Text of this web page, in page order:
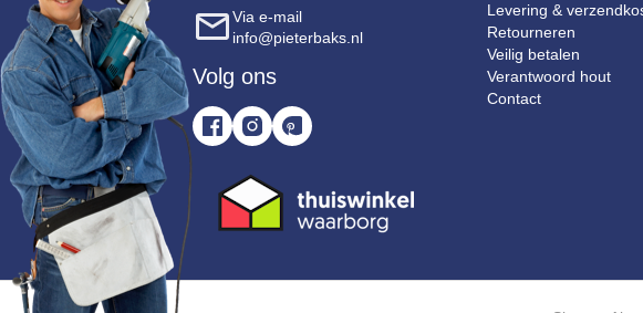
Via e-mail
info@pieterbaks.nl
Volg ons
Levering &
Retourneren
Veilig betalen
Verantwoord hout
Contact